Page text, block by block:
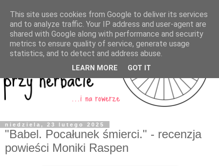
niedziela, 23 lutego 2025
"Babel. Pocałunek śmierci." - recenzja
powieści Moniki Raspen
This site uses cookies from Google to deliver its services
and to analyze traffic. Your IP address and user-agent are
shared with Google along with performance and security
metrics to ensure quality of service, generate usage
statistics, and to detect and address abuse.
LEARN MORE GOT IT